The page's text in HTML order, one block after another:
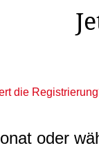
die
oder